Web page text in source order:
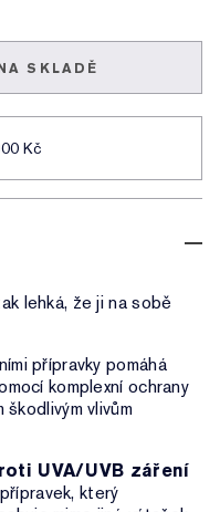
SKLADĚ
Kč
lehká, že ji na sobě
přípravky pomáhá
komplexní ochrany
vlivům
UVA/UVB záření
který